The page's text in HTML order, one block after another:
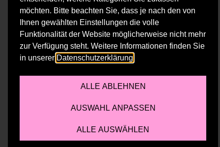
Akzeptieren Sie externe Einbettungen, um dieses
möchten. Bitte beachten Sie, dass je nach den von
Ihnen gewählten Einstellungen die volle
Funktionalität der Website möglicherweise nicht mehr
zur Verfügung steht. Weitere Informationen finden Sie
in unserer Datenschutzerklärung
ALLE ABLEHNEN
AUSWAHL ANPASSEN
ALLE AUSWÄHLEN